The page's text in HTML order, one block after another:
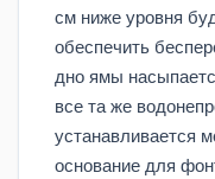
см ниже уровня
обеспечить
дно ямы
все та же
устанавливается
основание для